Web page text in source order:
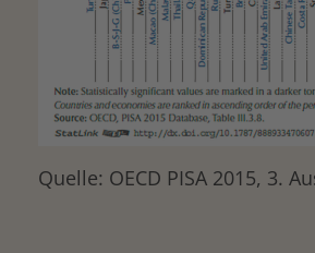
Quelle: OECD PISA 2015, 3.